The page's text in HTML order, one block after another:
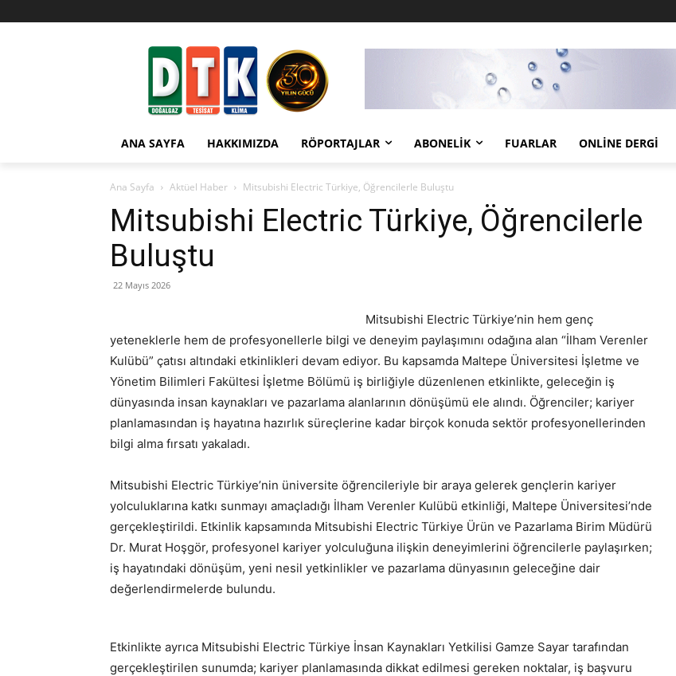
ANA SAYFA HAKKIMIZDA RÖPORTAJLAR ABONELIK FUARLAR ONLINE DERGI
Ana Sayfa Aktüel Haber Mitsubishi Electric Türkiye, Öğrencilerle Buluştu
Mitsubishi Electric Türkiye, Öğrencilerle
Buluştu
22 Mayıs 2026
Mitsubishi Electric Türkiye’nin hem genç
yeteneklerle hem de profesyonellerle bilgi ve deneyim paylaşımını odağına alan “İlham Verenler
Kulübü” çatısı altındaki etkinlikleri devam ediyor. Bu kapsamda Maltepe Üniversitesi İşletme ve
Yönetim Bilimleri Fakültesi İşletme Bölümü iş birliğiyle düzenlenen etkinlikte, geleceğin iş
dünyasında insan kaynakları ve pazarlama alanlarının dönüşümü ele alındı. Öğrenciler; kariyer
planlamasından iş hayatına hazırlık süreçlerine kadar birçok konuda sektör profesyonellerinden
bilgi alma fırsatı yakaladı.
Mitsubishi Electric Türkiye’nin üniversite öğrencileriyle bir araya gelerek gençlerin kariyer
yolculuklarına katkı sunmayı amaçladığı İlham Verenler Kulübü etkinliği, Maltepe Üniversitesi’nde
gerçekleştirildi. Etkinlik kapsamında Mitsubishi Electric Türkiye Ürün ve Pazarlama Birim Müdürü
Dr. Murat Hoşgör, profesyonel kariyer yolculuğuna ilişkin deneyimlerini öğrencilerle paylaşırken;
iş hayatındaki dönüşüm, yeni nesil yetkinlikler ve pazarlama dünyasının geleceğine dair
değerlendirmelerde bulundu.
Etkinlikte ayrıca Mitsubishi Electric Türkiye İnsan Kaynakları Yetkilisi Gamze Sayar tarafından
gerçekleştirilen sunumda; kariyer planlamasında dikkat edilmesi gereken noktalar, iş başvuru